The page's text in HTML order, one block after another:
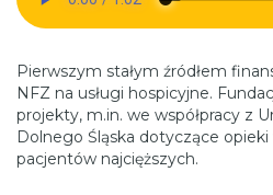
Pierwszym stałym źródłem
NFZ na usługi hospicyjne.
projekty, m.in. we współpracy z
Dolnego Śląska dotyczące
pacjentów najcięższych.